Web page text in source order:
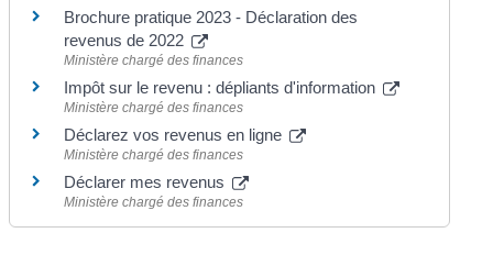
Brochure pratique 2023 - Déclaration des
revenus de 2022
Ministère chargé des finances
Impôt sur le revenu : dépliants d'information
Ministère chargé des finances
Déclarez vos revenus en ligne
Ministère chargé des finances
Déclarer mes revenus
Ministère chargé des finances